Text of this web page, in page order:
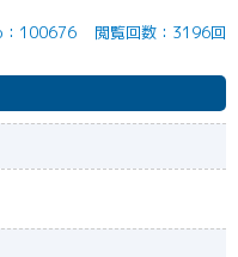
：100676 閲覧回数：3196回